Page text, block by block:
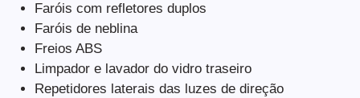
Faróis com refletores duplos
Faróis de neblina
Freios ABS
Limpador e lavador do vidro traseiro
Repetidores laterais das luzes de direção